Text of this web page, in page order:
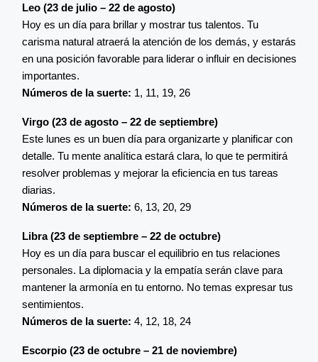
Leo (23 de julio – 22 de agosto)
Hoy es un día para brillar y mostrar tus talentos. Tu
carisma natural atraerá la atención de los demás, y estarás
en una posición favorable para liderar o influir en decisiones
importantes.
Números de la suerte: 1, 11, 19, 26
Virgo (23 de agosto – 22 de septiembre)
Este lunes es un buen día para organizarte y planificar con
detalle. Tu mente analítica estará clara, lo que te permitirá
resolver problemas y mejorar la eficiencia en tus tareas
diarias.
Números de la suerte: 6, 13, 20, 29
Libra (23 de septiembre – 22 de octubre)
Hoy es un día para buscar el equilibrio en tus relaciones
personales. La diplomacia y la empatía serán clave para
mantener la armonía en tu entorno. No temas expresar tus
sentimientos.
Números de la suerte: 4, 12, 18, 24
Escorpio (23 de octubre – 21 de noviembre)